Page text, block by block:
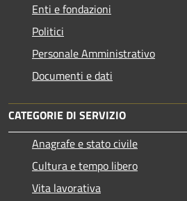
Enti e fondazioni
Politici
Personale Amministrativo
Documenti e dati
CATEGORIE DI SERVIZIO
Anagrafe e stato civile
Cultura e tempo libero
Vita lavorativa